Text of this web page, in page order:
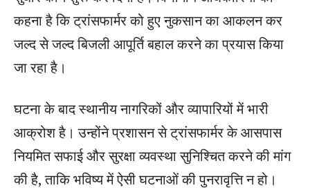
कहना है कि ट्रांसफार्मर को हुए नुकसान का आकलन कर
जल्द से जल्द बिजली आपूर्ति बहाल करने का प्रयास किया
जा रहा है।
घटना के बाद स्थानीय नागरिकों और व्यापारियों में भारी
आक्रोश है। उन्होंने प्रशासन से ट्रांसफार्मर के आसपास
नियमित सफाई और सुरक्षा व्यवस्था सुनिश्चित करने की मांग
की है, ताकि भविष्य में ऐसी घटनाओं की पुनरावृत्ति न हो।